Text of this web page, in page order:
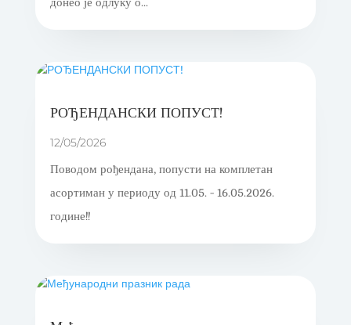
донео је одлуку о...
РОЂЕНДАНСКИ ПОПУСТ!
12/05/2026
Поводом рођендана, попусти на комплетан
асортиман у периоду од 11.05. - 16.05.2026.
године!!